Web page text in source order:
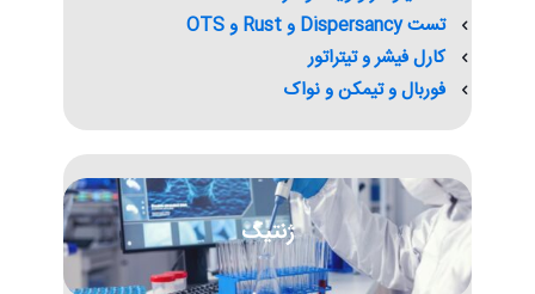
تست Dispersancy و Rust و OTS
کارل فیشر و تیتراتور
فوربال و تیمکن و نواک
ژنتیک